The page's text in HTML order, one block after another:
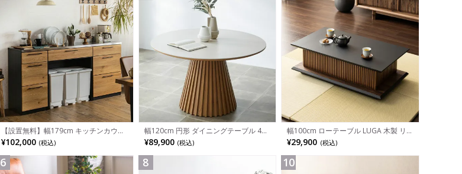
【設置無料】幅179cm キッチンカウン
ター ステンレス天板 引き出し 収納 食
器棚 ゴミ箱スペース 組み換え可能 レン
ダン ナチュラル グレー
¥102,000 (税込)
6
幅120cm 円形 ダイニングテーブル 4人
用 セラミック天板 丸テーブル 食卓テー
ブル おしゃれ リビングテーブル ラウン
ン
¥89,900 (税込)
8
幅100cm ローテーブル LUGA 木製 リ
ビングテーブル 格子 座卓 収納付き セ
ンターテーブル おしゃれ コーヒーテー
ラック 完成品
¥29,900 (税込)
10